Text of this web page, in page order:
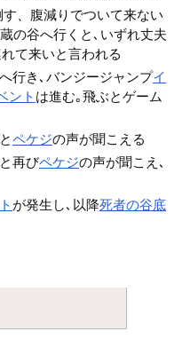
、腹減りでついて来ない
の谷へ行くと､いずれ丈夫
て来いと言われる
行き､バンジージャンプイ
ント は進む｡飛ぶとゲーム
ペケジの声が聞こえる
再びペケジの声が聞こえ､
が発生し､以降死者の谷底